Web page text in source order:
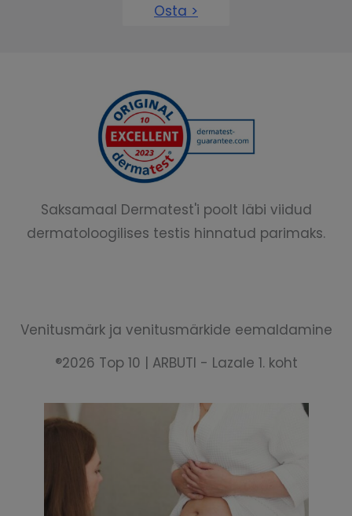
Osta >
Saksamaal Dermatest'i poolt läbi viidud
dermatoloogilises testis hinnatud parimaks.
Venitusmärk ja venitusmärkide eemaldamine
®2026 Top 10 | ARBUTI - Lazale 1. koht